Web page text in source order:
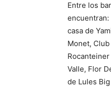
Entre los
encuentran:
casa de
Monet,
Valle, Flor
de Lules